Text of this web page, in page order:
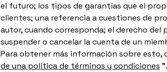
el futuro; los tipos de garantías que el
clientes; una referencia a cuestiones de
autor, cuando corresponda; el derecho
suspender o cancelar la cuenta de un
Para obtener más información sobre esto,
de una política de términos y condiciones ”.